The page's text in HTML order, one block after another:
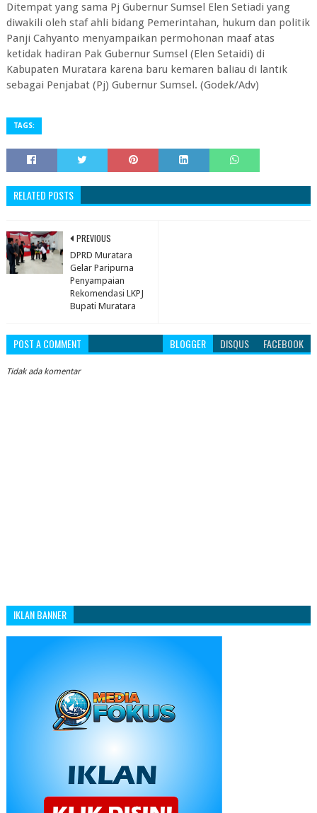
Ditempat yang sama Pj Gubernur Sumsel Elen Setiadi yang
diwakili oleh staf ahli bidang Pemerintahan, hukum dan politik
Panji Cahyanto menyampaikan permohonan maaf atas
ketidak hadiran Pak Gubernur Sumsel (Elen Setaidi) di
Kabupaten Muratara karena baru kemaren baliau di lantik
sebagai Penjabat (Pj) Gubernur Sumsel. (Godek/Adv)
TAGS:
RELATED POSTS
PREVIOUS
DPRD Muratara
Gelar Paripurna
Penyampaian
Rekomendasi LKPJ
Bupati Muratara
POST A COMMENT BLOGGER DISQUS FACEBOOK
Tidak ada komentar
IKLAN BANNER